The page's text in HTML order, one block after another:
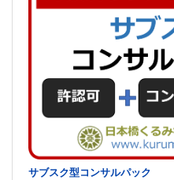
サブスク型コンサルパック